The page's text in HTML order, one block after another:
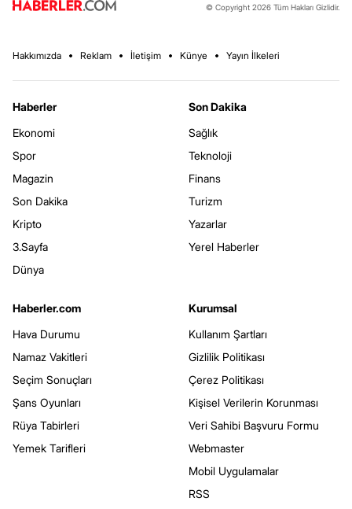
© Copyright 2026 Tüm Hakları Gizlidir.
Hakkımızda Reklam İletişim Künye Yayın İlkeleri
Haberler
Ekonomi
Spor
Magazin
Son Dakika
Kripto
3.Sayfa
Dünya
Son Dakika
Sağlık
Teknoloji
Finans
Turizm
Yazarlar
Yerel Haberler
Haberler.com
Hava Durumu
Namaz Vakitleri
Seçim Sonuçları
Şans Oyunları
Rüya Tabirleri
Yemek Tarifleri
Kurumsal
Kullanım Şartları
Gizlilik Politikası
Çerez Politikası
Kişisel Verilerin Korunması
Veri Sahibi Başvuru Formu
Webmaster
Mobil Uygulamalar
RSS